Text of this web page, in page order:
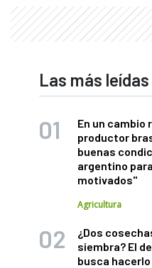
Las más leídas
En un cambio
productor
buenas
argentino
motivados"
Agricultura
¿Dos
siembra? El
busca